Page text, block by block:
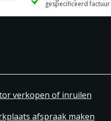
gespecificeerd factuur
verkopen of inruilen
afspraak maken